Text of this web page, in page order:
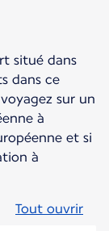
situé dans
dans ce
sur un
à
et si
à
Tout ouvrir